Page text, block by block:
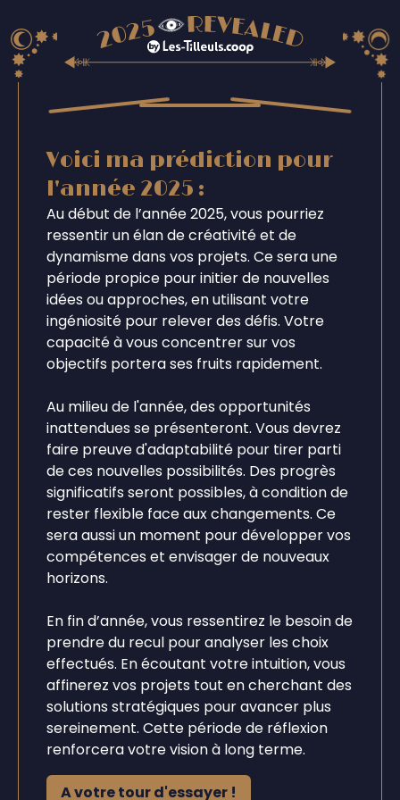
Voici ma prédiction pour
l'année 2025 :
Au début de l’année 2025, vous pourriez
ressentir un élan de créativité et de
dynamisme dans vos projets. Ce sera une
période propice pour initier de nouvelles
idées ou approches, en utilisant votre
ingéniosité pour relever des défis. Votre
capacité à vous concentrer sur vos
objectifs portera ses fruits rapidement.
Au milieu de l'année, des opportunités
inattendues se présenteront. Vous devrez
faire preuve d'adaptabilité pour tirer parti
de ces nouvelles possibilités. Des progrès
significatifs seront possibles, à condition de
rester flexible face aux changements. Ce
sera aussi un moment pour développer vos
compétences et envisager de nouveaux
horizons.
En fin d’année, vous ressentirez le besoin de
prendre du recul pour analyser les choix
effectués. En écoutant votre intuition, vous
affinerez vos projets tout en cherchant des
solutions stratégiques pour avancer plus
sereinement. Cette période de réflexion
renforcera votre vision à long terme.
A votre tour d'essayer !